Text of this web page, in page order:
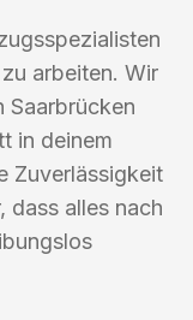
arbeiten. Wir
Saarbrücken
in deinem
Zuverlässigkeit
dass alles nach